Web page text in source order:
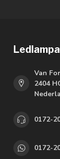
Van
2404
0172-
0172-